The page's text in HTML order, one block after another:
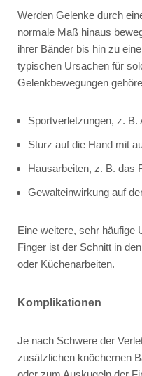
Werden Gelenke durch
normale Maß hinaus
ihrer Bänder bis hin zu
typischen Ursachen für
Gelenkbewegungen
Sportverletzungen, z. B.
Sturz auf die Hand mit
Hausarbeiten, z. B. das
Gewalteinwirkung auf
Eine weitere, sehr häufige
Finger ist der Schnitt in
oder Küchenarbeiten.
Komplikationen
Je nach Schwere der
zusätzlichen knöchernen